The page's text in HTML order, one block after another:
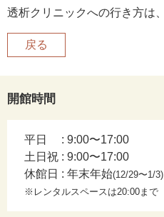
透析クリニックへの行き方は、
戻る
開館時間
平日 : 9:00〜17:00
土日祝 : 9:00〜17:00
休館日 : 年末年始(12/29〜1/3)
※レンタルスペースは20:00まで